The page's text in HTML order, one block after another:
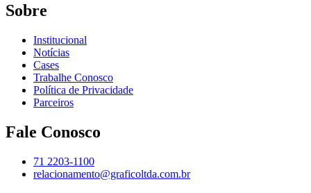
Sobre
Institucional
Notícias
Cases
Trabalhe Conosco
Política de Privacidade
Parceiros
Fale Conosco
71 2203-1100
relacionamento@graficoltda.com.br